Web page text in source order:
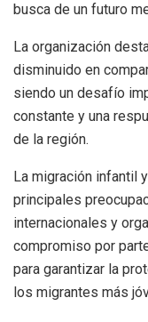
busca de un futuro
La organización
disminuido en
siendo un desafío
constante y una
de la región.
La migración infantil
principales
internacionales y
compromiso por
para garantizar la
los migrantes más